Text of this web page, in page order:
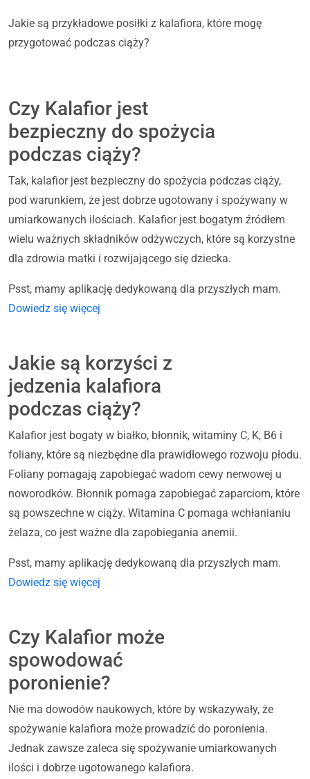
Jakie są przykładowe posiłki z kalafiora, które mogę
przygotować podczas ciąży?
Czy Kalafior jest
bezpieczny do spożycia
podczas ciąży?
Tak, kalafior jest bezpieczny do spożycia podczas ciąży,
pod warunkiem, że jest dobrze ugotowany i spożywany w
umiarkowanych ilościach. Kalafior jest bogatym źródłem
wielu ważnych składników odżywczych, które są korzystne
dla zdrowia matki i rozwijającego się dziecka.
Psst, mamy aplikację dedykowaną dla przyszłych mam.
Dowiedz się więcej
Jakie są korzyści z
jedzenia kalafiora
podczas ciąży?
Kalafior jest bogaty w białko, błonnik, witaminy C, K, B6 i
foliany, które są niezbędne dla prawidłowego rozwoju płodu.
Foliany pomagają zapobiegać wadom cewy nerwowej u
noworodków. Błonnik pomaga zapobiegać zaparciom, które
są powszechne w ciąży. Witamina C pomaga wchłanianiu
żelaza, co jest ważne dla zapobiegania anemii.
Psst, mamy aplikację dedykowaną dla przyszłych mam.
Dowiedz się więcej
Czy Kalafior może
spowodować
poronienie?
Nie ma dowodów naukowych, które by wskazywały, że
spożywanie kalafiora może prowadzić do poronienia.
Jednak zawsze zaleca się spożywanie umiarkowanych
ilości i dobrze ugotowanego kalafiora.